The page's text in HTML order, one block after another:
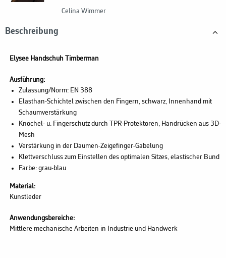
Celina Wimmer
Beschreibung
Elysee Handschuh Timberman
Ausführung:
Zulassung/Norm: EN 388
Elasthan-Schichtel zwischen den Fingern, schwarz, Innenhand mit
Schaumverstärkung
Knöchel- u. Fingerschutz durch TPR-Protektoren, Handrücken aus 3D-
Mesh
Verstärkung in der Daumen-Zeigefinger-Gabelung
Klettverschluss zum Einstellen des optimalen Sitzes, elastischer Bund
Farbe: grau-blau
Material:
Kunstleder
Anwendungsbereiche:
Mittlere mechanische Arbeiten in Industrie und Handwerk